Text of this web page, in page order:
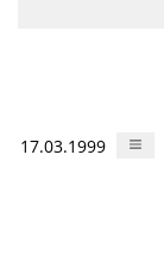
17.03.1999